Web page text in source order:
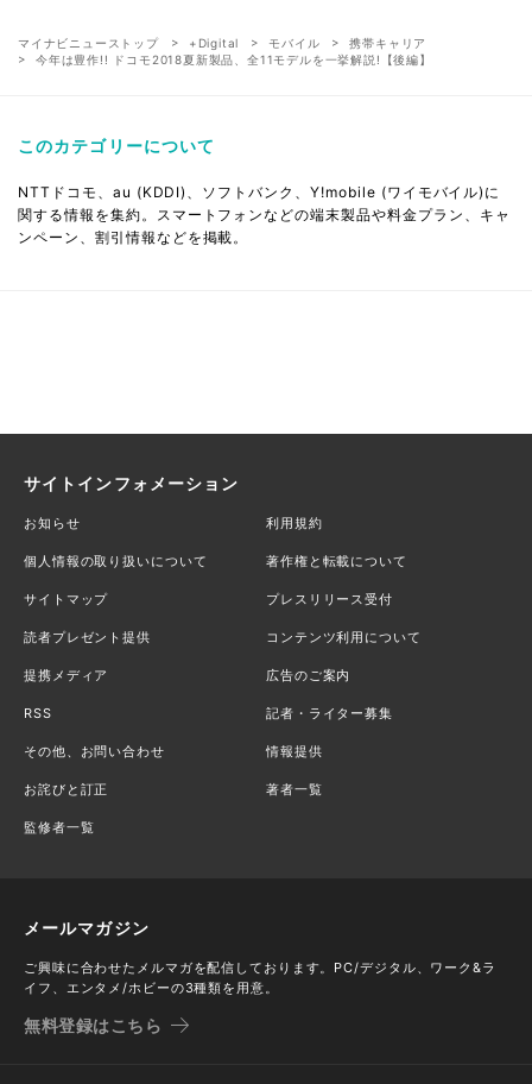
マイナビニューストップ +Digital モバイル
携帯キャリア
今年は豊作!! ドコモ2018夏新製品、全11モデルを一挙解説!【後編】
このカテゴリーについて
NTTドコモ、au (KDDI)、ソフトバンク、Y!mobile (ワイモバイル)に
関する情報を集約。スマートフォンなどの端末製品や料金プラン、キャ
ンペーン、割引情報などを掲載。
サイトインフォメーション
お知らせ 利用規約
個人情報の取り扱いについて 著作権と転載について
サイトマップ プレスリリース受付
読者プレゼント提供 コンテンツ利用について
提携メディア 広告のご案内
RSS 記者・ライター募集
その他、お問い合わせ 情報提供
お詫びと訂正 著者一覧
監修者一覧
メールマガジン
ご興味に合わせたメルマガを配信しております。PC/デジタル、ワーク&ラ
イフ、エンタメ/ホビーの3種類を用意。
無料登録はこちら